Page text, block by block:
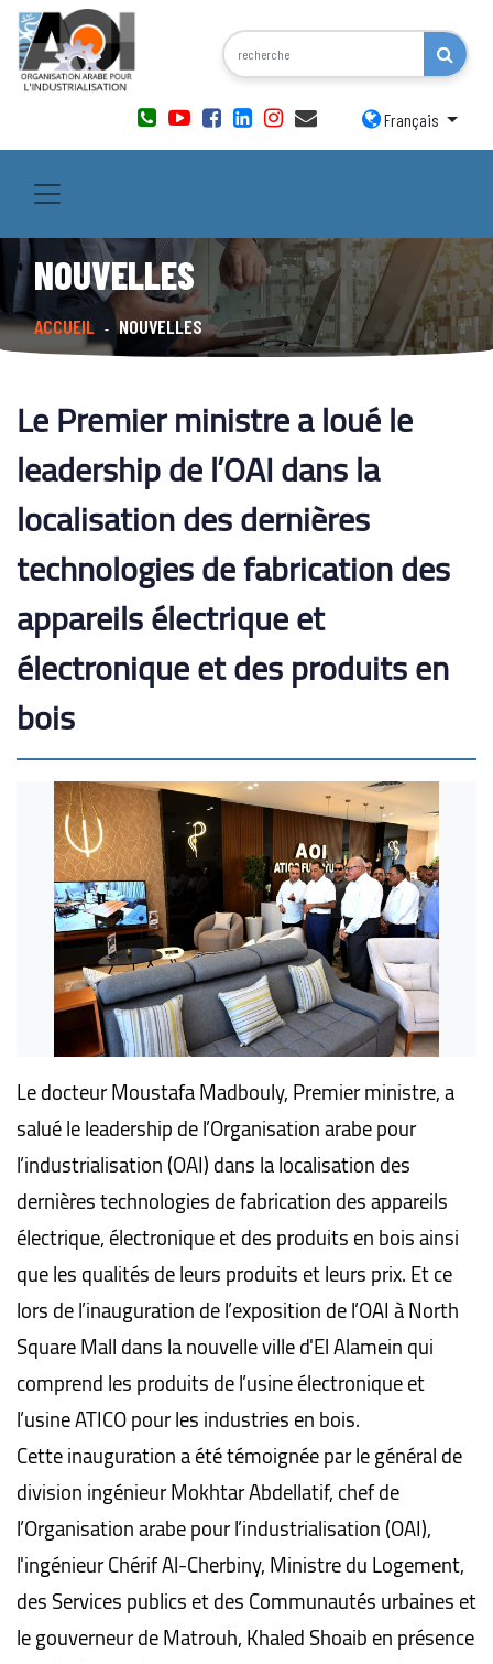
Français
NOUVELLES
ACCUEIL - NOUVELLES
Le Premier ministre a loué le
leadership de l’OAI dans la
localisation des dernières
technologies de fabrication des
appareils électrique et
électronique et des produits en
bois
Le docteur Moustafa Madbouly, Premier ministre, a
salué le leadership de l’Organisation arabe pour
l’industrialisation (OAI) dans la localisation des
dernières technologies de fabrication des appareils
électrique, électronique et des produits en bois ainsi
que les qualités de leurs produits et leurs prix. Et ce
lors de l’inauguration de l’exposition de l’OAI à North
Square Mall dans la nouvelle ville d'El Alamein qui
comprend les produits de l’usine électronique et
l’usine ATICO pour les industries en bois.
Cette inauguration a été témoignée par le général de
division ingénieur Mokhtar Abdellatif, chef de
l’Organisation arabe pour l’industrialisation (OAI),
l'ingénieur Chérif Al-Cherbiny, Ministre du Logement,
des Services publics et des Communautés urbaines et
le gouverneur de Matrouh, Khaled Shoaib en présence